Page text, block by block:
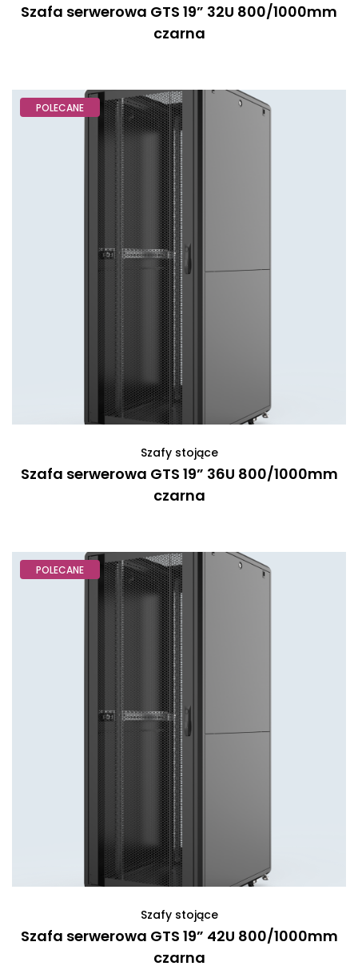
Szafa serwerowa GTS 19” 32U 800/1000mm
czarna
POLECANE
Szafy stojące
Szafa serwerowa GTS 19” 36U 800/1000mm
czarna
POLECANE
Szafy stojące
Szafa serwerowa GTS 19” 42U 800/1000mm
czarna